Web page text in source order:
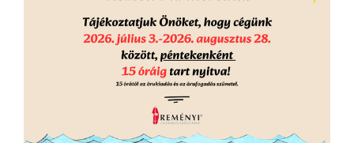
PP pántszalag 15×0,7mm/200-190/1500m fehér